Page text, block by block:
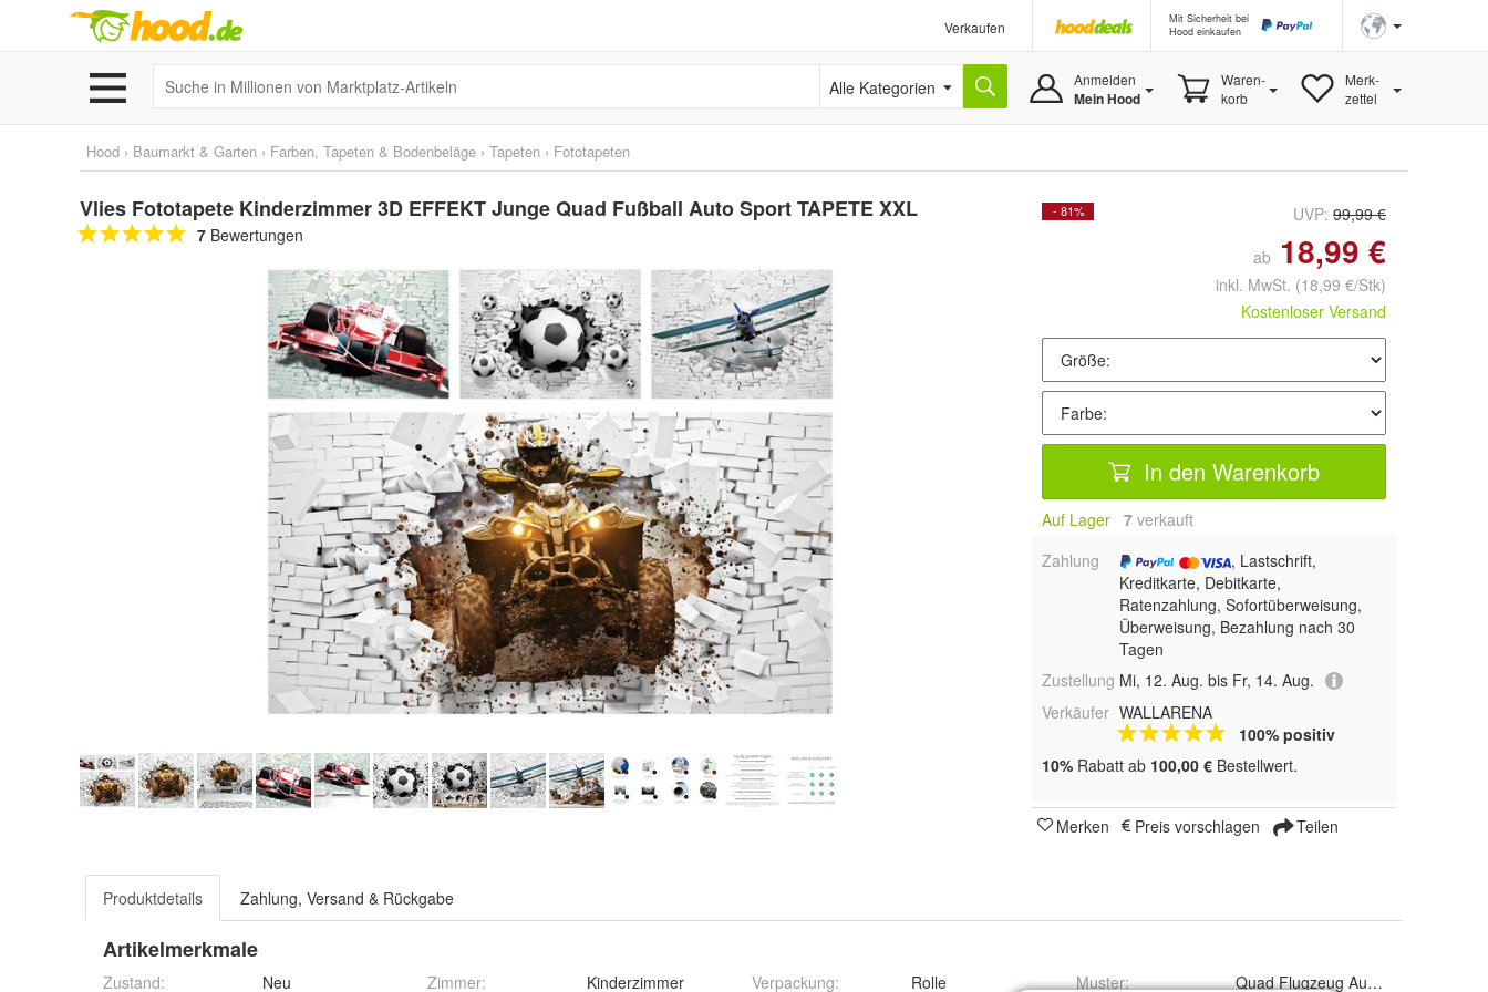
Verkaufen
Mit Sicherheit bei
Hood einkaufen
Alle Kategorien Anmelden
Mein Hood
Waren-
korb
Merk-
zettel
Hood › Baumarkt & Garten › Farben, Tapeten & Bodenbeläge › Tapeten › Fototapeten
Vlies Fototapete Kinderzimmer 3D EFFEKT Junge Quad Fußball Auto Sport TAPETE XXL
7 Bewertungen
- 81% UVP: 99,99 €
ab 18,99 €
inkl. MwSt. (18,99 €/Stk)
Kostenloser Versand
In den Warenkorb
Auf Lager 7 verkauft
Zahlung
, Lastschrift,
Kreditkarte, Debitkarte,
Ratenzahlung, Sofortüberweisung,
Überweisung, Bezahlung nach 30
Tagen
Zustellung Mi, 12. Aug. bis Fr, 14. Aug.
Verkäufer WALLARENA
100% positiv
10% Rabatt ab 100,00 € Bestellwert.
Merken Preis vorschlagen Teilen
Produktdetails Zahlung, Versand & Rückgabe
Artikelmerkmale
Zustand:
Neu
Zimmer:
Kinderzimmer
Verpackung:
Rolle
Muster:
Quad Flugzeug Auto Fußball